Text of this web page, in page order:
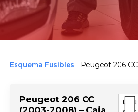
Esquema Fusibles - Peugeot 206 CC
Peugeot 206 CC